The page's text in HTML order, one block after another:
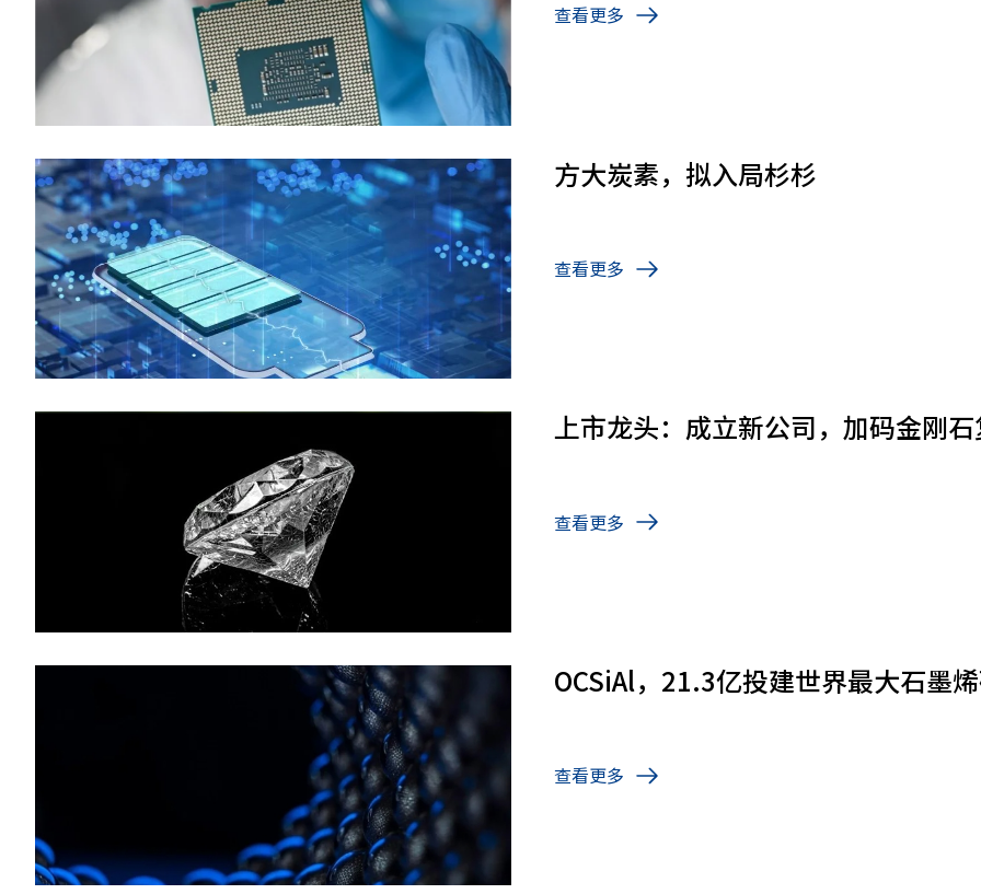
查看更多
方大炭素，拟入局杉杉
查看更多
上市龙头：成立新公司，加码金刚
查看更多
OCSiAl，21.3亿投建世界最大石墨
查看更多